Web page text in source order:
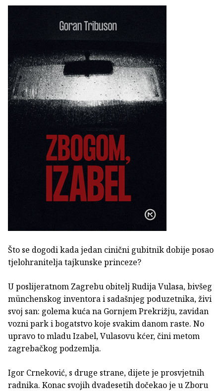
Što se dogodi kada jedan cinični gubitnik dobije posao
tjelohranitelja tajkunske princeze?
U poslijeratnom Zagrebu obitelj Rudija Vulasa, bivšeg
münchenskog inventora i sadašnjeg poduzetnika, živi
svoj san: golema kuća na Gornjem Prekrižju, zavidan
vozni park i bogatstvo koje svakim danom raste. No
upravo to mladu Izabel, Vulasovu kćer, čini metom
zagrebačkog podzemlja.
Igor Crneković, s druge strane, dijete je prosvjetnih
radnika. Konac svojih dvadesetih dočekao je u Zboru